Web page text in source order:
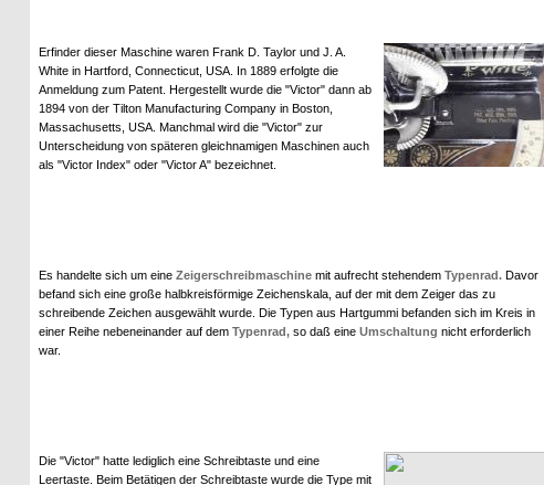
Erfinder dieser Maschine waren Frank D. Taylor und J. A.
White in Hartford, Connecticut, USA. In 1889 erfolgte die
Anmeldung zum Patent. Hergestellt wurde die "Victor" dann ab
1894 von der Tilton Manufacturing Company in Boston,
Massachusetts, USA. Manchmal wird die "Victor" zur
Unterscheidung von späteren gleichnamigen Maschinen auch
als "Victor Index" oder "Victor A" bezeichnet.
Es handelte sich um eine Zeigerschreibmaschine mit aufrecht stehendem Typenrad. Davor
befand sich eine große halbkreisförmige Zeichenskala, auf der mit dem Zeiger das zu
schreibende Zeichen ausgewählt wurde. Die Typen aus Hartgummi befanden sich im Kreis in
einer Reihe nebeneinander auf dem Typenrad, so daß eine Umschaltung nicht erforderlich
war.
Die "Victor" hatte lediglich eine Schreibtaste und eine
Leertaste. Beim Betätigen der Schreibtaste wurde die Type mit